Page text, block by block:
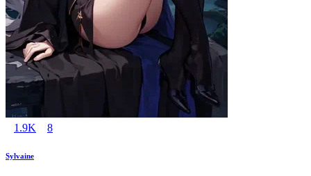
1.9K 8
Sylvaine